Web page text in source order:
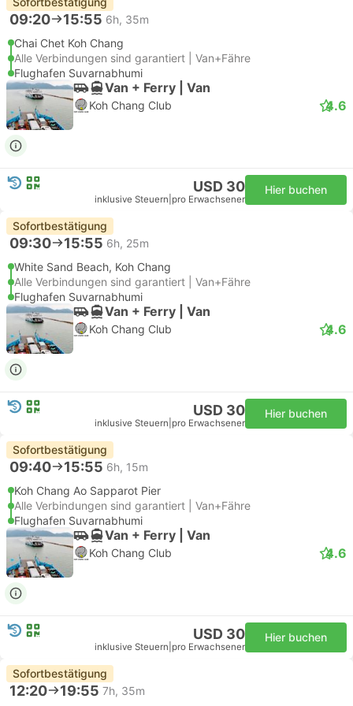
09:20 15:55 6h, 35m
Chai Chet Koh Chang
Alle Verbindungen sind garantiert | Van+Fähre
Flughafen Suvarnabhumi
Van + Ferry | Van
Koh Chang Club 4.6
USD 30
inklusive Steuern pro Erwachsener
Hier buchen
Sofortbestätigung
09:30 15:55 6h, 25m
White Sand Beach, Koh Chang
Alle Verbindungen sind garantiert | Van+Fähre
Flughafen Suvarnabhumi
Van + Ferry | Van
Koh Chang Club 4.6
USD 30
inklusive Steuern pro Erwachsener
Hier buchen
Sofortbestätigung
09:40 15:55 6h, 15m
Koh Chang Ao Sapparot Pier
Alle Verbindungen sind garantiert | Van+Fähre
Flughafen Suvarnabhumi
Van + Ferry | Van
Koh Chang Club 4.6
USD 30
inklusive Steuern pro Erwachsener
Hier buchen
Sofortbestätigung
12:20 19:55 7h, 35m